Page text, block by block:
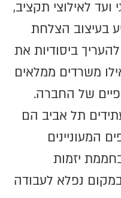
לאילוצי תקציב,
בעיצוב הצלחת
ביסודיות את
משרדים ממלאים
של החברה.
תל אביב הם
המעוניינים
יזמות
נפלא לעבודה